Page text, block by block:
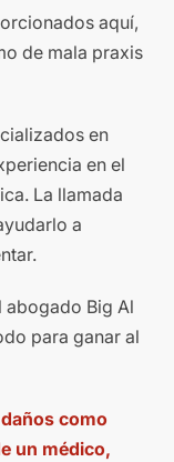
aquí,
de mala praxis
en
en el
La llamada
a
abogado Big Al
para ganar al
como
un médico,